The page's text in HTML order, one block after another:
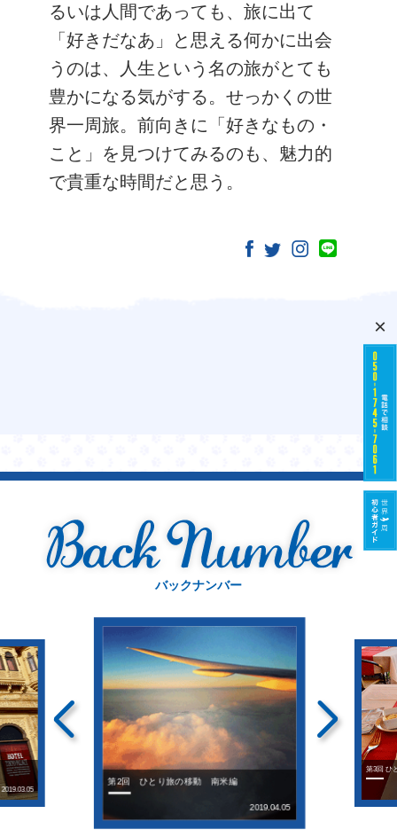
るいは人間であっても、旅に出て
「好きだなあ」と思える何かに出会
うのは、人生という名の旅がとても
豊かになる気がする。せっかくの世
界一周旅。前向きに「好きなもの・
こと」を見つけてみるのも、魅力的
で貴重な時間だと思う。
バックナンバー
2019.03.05
第2回 ひとり旅の移動 南米編
2019.04.05
第3回 ひ
×